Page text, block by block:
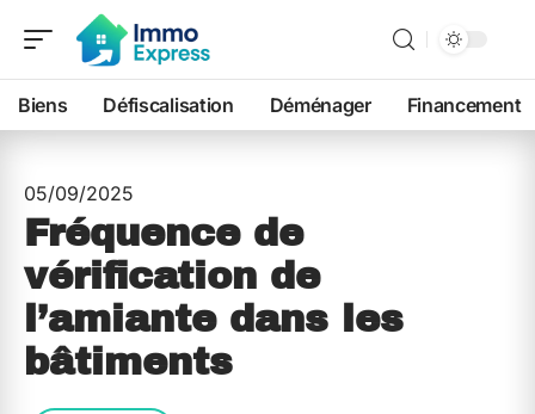
Biens Défiscalisation Déménager Financement
05/09/2025
Fréquence de
vérification de
l’amiante dans les
bâtiments